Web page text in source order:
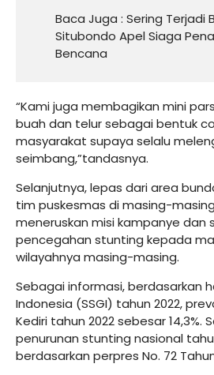
Baca Juga : Sering Terjadi
Situbondo Apel Siaga
Bencana
“Kami juga membagikan mini
buah dan telur sebagai bentuk
masyarakat supaya selalu
seimbang,”tandasnya.
Selanjutnya, lepas dari area
tim puskesmas di masing-
meneruskan misi kampanye dan
pencegahan stunting kepada
wilayahnya masing-masing.
Sebagai informasi, berdasarkan
Indonesia (SSGI) tahun 2022,
Kediri tahun 2022 sebesar
penurunan stunting nasional
berdasarkan perpres No. 72 Tahun